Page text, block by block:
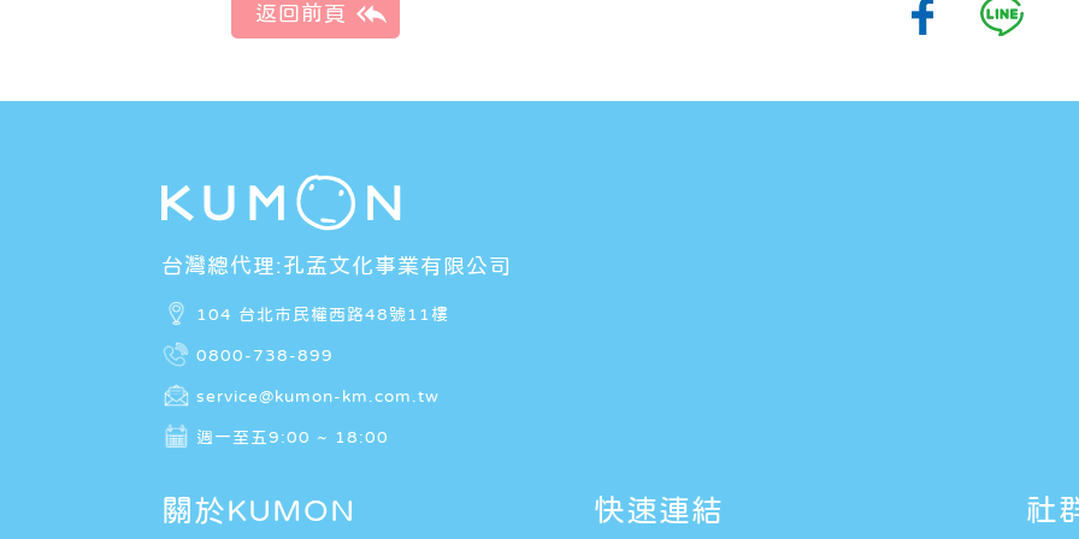
台灣總代理:孔孟文化事業有限公司
104 台北市民權西路48號11樓
0800-738-899
service@kumon-km.com.tw
週一至五9:00 ~ 18:00
關於KUMON 快速連結 社